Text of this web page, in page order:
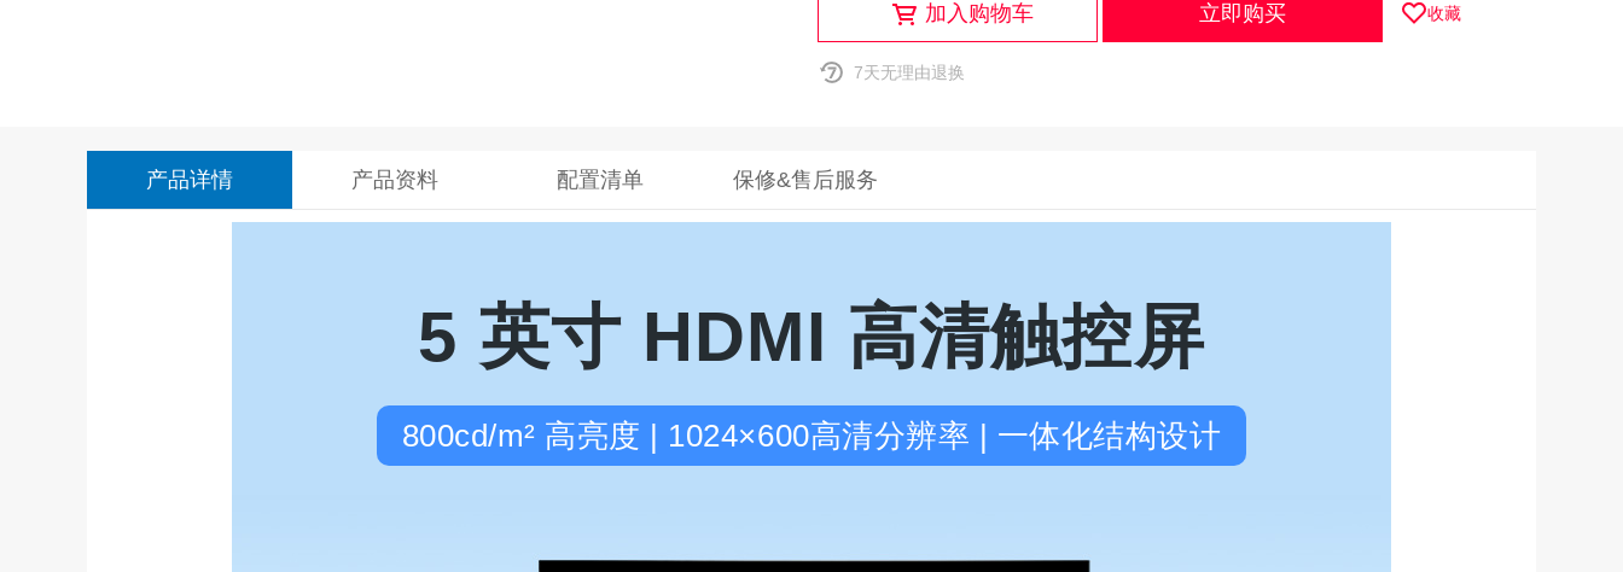
加入购物车 立即购买 收藏
7天无理由退换
产品详情 产品资料 配置清单 保修&售后服务
5 英寸 HDMI 高清触控屏
800cd/m² 高亮度 | 1024×600高清分辨率 | 一体化结构设计